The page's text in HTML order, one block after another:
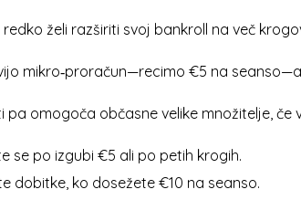
želi razširiti svoj bankroll na več
mikro‑proračun—recimo €5 na
pa omogoča občasne velike množitelje, če
se po izgubi €5 ali po petih krogih.
dobitke, ko dosežete €10 na seanso.